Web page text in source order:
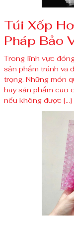
Túi Xốp
Pháp Bảo
Trong lĩnh vực
sản phẩm tránh va
trọng. Những món
hay sản phẩm cao
nếu không được […]